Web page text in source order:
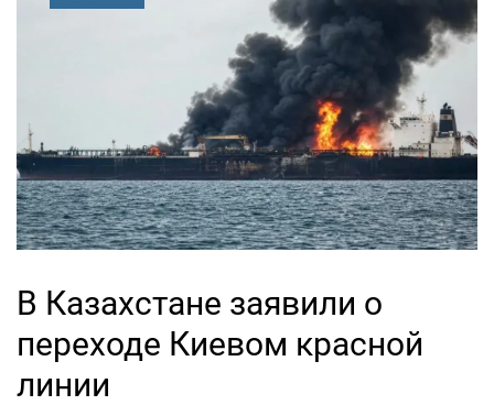
В Казахстане заявили о
переходе Киевом красной
линии